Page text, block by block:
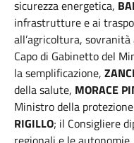
sicurezza energetica,
infrastrutture e ai
all’agricoltura,
Capo di Gabinetto del
la semplificazione,
della salute, MORACE
Ministro della
RIGILLO; il Consigliere